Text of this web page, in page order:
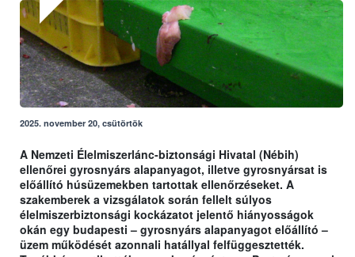
2025. november 20, csütörtök
A Nemzeti Élelmiszerlánc-biztonsági Hivatal (Nébih)
ellenőrei gyrosnyárs alapanyagot, illetve gyrosnyársat is
előállító húsüzemekben tartottak ellenőrzéseket. A
szakemberek a vizsgálatok során fellelt súlyos
élelmiszerbiztonsági kockázatot jelentő hiányosságok
okán egy budapesti – gyrosnyárs alapanyagot előállító –
üzem működését azonnali hatállyal felfüggesztették.